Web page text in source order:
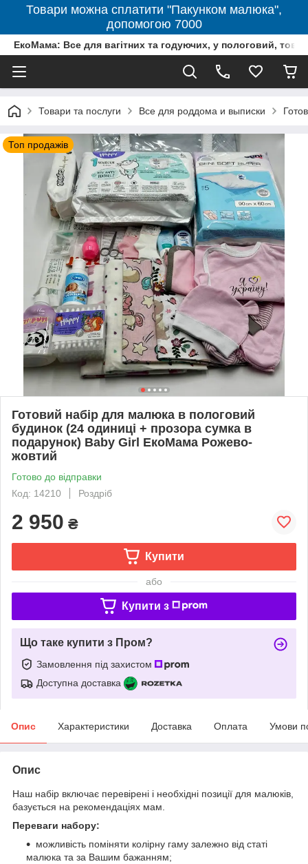
Товари можна сплатити "Пакунком малюка",
допомогою 7000
ЕкоМама: Все для вагітних та годуючих, у пологовий,
Товари та послуги Все для роддома и выписки
Топ продажів
Готовий набір для малюка в пологовий
будинок (24 одиниці + прозора сумка в
подарунок) Baby Girl ЕкоМама Рожево-
жовтий
Готово до відправки
Код: 14210
Роздріб
2 950 ₴
Купити
або
Купити з
Що таке купити з Пром?
Замовлення під захистом
Доступна доставка
Опис Характеристики Доставка Оплата Умови
Опис
Наш набір включає перевірені і необхідні позиції для малюків,
базується на рекомендаціях мам.
Переваги набору:
можливість поміняти колірну гаму залежно від статі
малюка та за Вашим бажанням;